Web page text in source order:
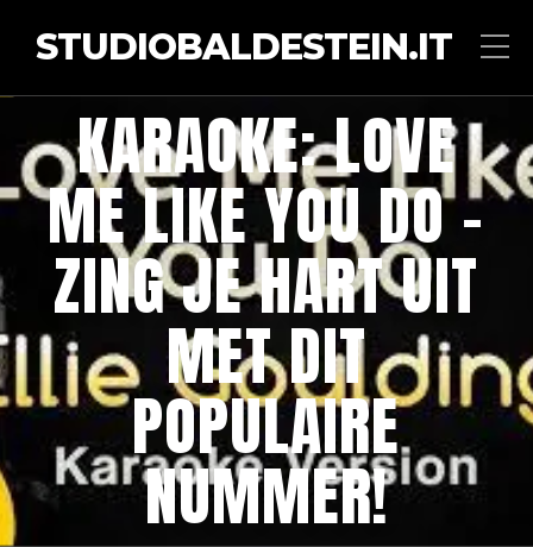
STUDIOBALDESTEIN.IT
KARAOKE: LOVE
ME LIKE YOU DO –
ZING JE HART UIT
MET DIT
POPULAIRE
NUMMER!